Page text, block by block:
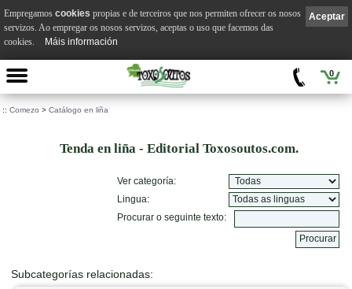
0
:: Comezo > Catálogo en liña
Tenda en liña - Editorial Toxosoutos.com.
Ver categoría:
Lingua:
Procurar o seguinte texto:
Subcategorías relacionadas:
Aceptar
Empregamos cookies propias e de terceiros que nos permiten ofrecer os nosos
servizos. Ao empregar os nosos servizos, aceptas o uso que facemos das
cookies.
Máis información